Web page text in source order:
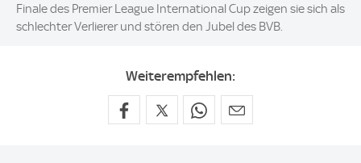
Finale des Premier League International Cup zeigen sie sich als
schlechter Verlierer und stören den Jubel des BVB.
Weiterempfehlen: